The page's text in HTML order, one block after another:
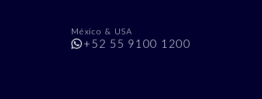
México & USA
+52 55 9100 1200